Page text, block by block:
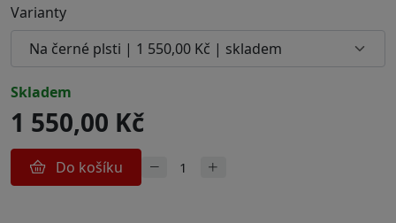
Varianty
skladem
1 550,00 Kč
Do košíku